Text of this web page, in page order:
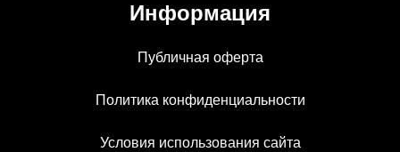
Информация
Публичная оферта
Политика конфиденциальности
Условия использования сайта